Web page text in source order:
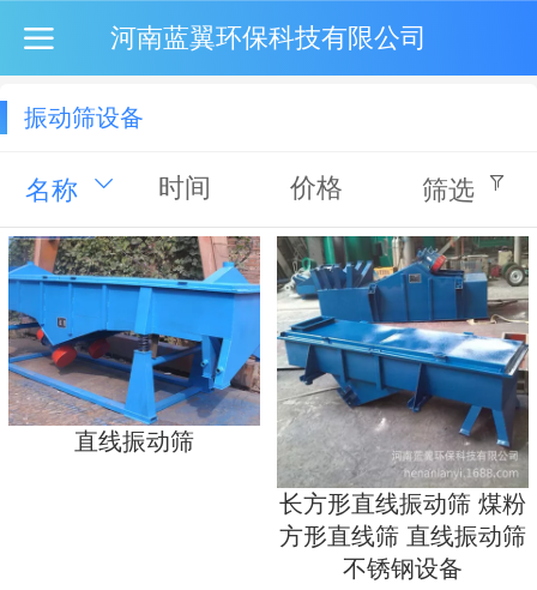
河南蓝翼环保科技有限公司
振动筛设备
名称 时间 价格 筛选
直线振动筛
长方形直线振动筛 煤粉
方形直线筛 直线振动筛
不锈钢设备